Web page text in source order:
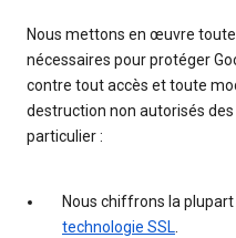
Nous mettons en œuvre
nécessaires pour protéger
contre tout accès et toute
destruction non autorisés
particulier :
Nous chiffrons la
technologie SSL.